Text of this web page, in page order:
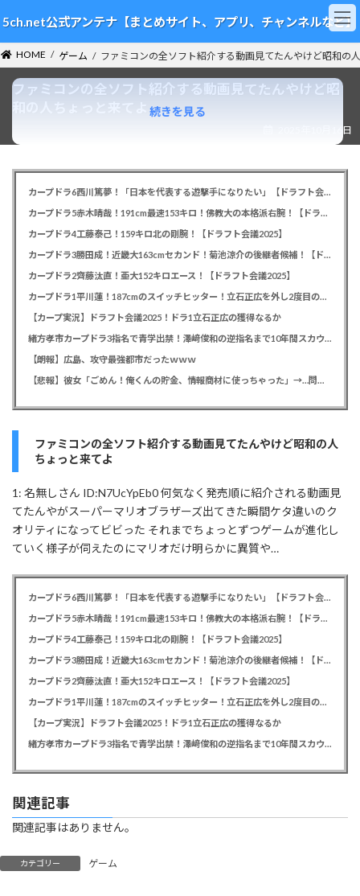
ン
テ
ン
ツ
ビ
ゲ
ー
シ
5ch.net公式アンテナ【まとめサイト、アプリ、チャンネルなど】
HOME ゲーム ファミコンの全ソフト紹介する動画見てたんやけど昭和の
ファミコンの全ソフト紹介する動画見てたんやけど昭
2025年10月16日
カープドラ6西川篤夢！「日本を代表する遊撃手になりたい」【ドラフト会議2025】
カープドラ5赤木晴哉！191cm最速153キロ！佛教大の本格派右腕！【ドラフト会議2025】
カープドラ4工藤泰己！159キロ北の剛腕！【ドラフト会議2025】
カープドラ3勝田成！近畿大163cmセカンド！菊池涼介の後継者候補！【ドラフト会議2025】
カープドラ2齊藤汰直！亜大152キロエース！【ドラフト会議2025】
カープドラ1平川蓮！187cmのスイッチヒッター！立石正広を外し2度目の重複も新井監督がクジを引き当てる！【ドラフト会議2025】
【カープ実況】ドラフト会議2025！ドラ1立石正広の獲得なるか
緒方孝市カープドラ3指名で青学出禁！澤﨑俊和の逆指名まで10年間スカウト出禁
【朗報】広島、攻守最強都市だったｗｗｗ
【悲報】彼女「ごめん！俺くんの貯金、情報商材に使っちゃった」→…問い詰めたらギャン泣きされたんだが俺が悪いのか？
ファミコンの全ソフト紹介する動画見てたんやけど昭和の人
ちょっと来てよ
1: 名無しさん ID:N7UcYpEb0 何気なく発売順に紹介される動画見
てたんやがスーパーマリオブラザーズ出てきた瞬間ケタ違いのク
オリティになってビビった それまでちょっとずつゲームが進化し
ていく様子が伺えたのにマリオだけ明らかに異質や…
続きを見る
カープドラ6西川篤夢！「日本を代表する遊撃手になりたい」【ドラフト会議2025】
カープドラ5赤木晴哉！191cm最速153キロ！佛教大の本格派右腕！【ドラフト会議2025】
カープドラ4工藤泰己！159キロ北の剛腕！【ドラフト会議2025】
カープドラ3勝田成！近畿大163cmセカンド！菊池涼介の後継者候補！【ドラフト会議2025】
カープドラ2齊藤汰直！亜大152キロエース！【ドラフト会議2025】
カープドラ1平川蓮！187cmのスイッチヒッター！立石正広を外し2度目の重複も新井監督がクジを引き当てる！【ドラフト会議2025】
【カープ実況】ドラフト会議2025！ドラ1立石正広の獲得なるか
緒方孝市カープドラ3指名で青学出禁！澤﨑俊和の逆指名まで10年間スカウト出禁
関連記事
関連記事はありません。
カテゴリー ゲーム